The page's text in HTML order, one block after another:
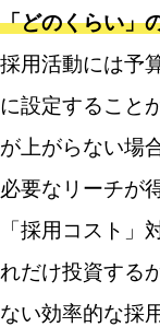
「どのくらい」
採用活動には予
に設定すること
が上がらない場
必要なリーチが
「採用コスト」
れだけ投資する
ない効率的な採